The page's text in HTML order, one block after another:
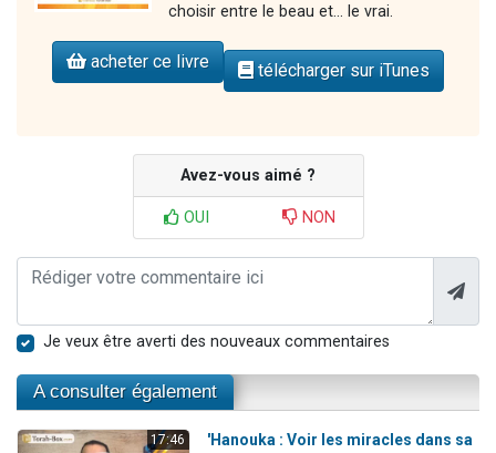
choisir entre le beau et... le vrai.
acheter ce livre télécharger sur iTunes
Avez-vous aimé ?
OUI NON
Je veux être averti des nouveaux commentaires
A consulter également
17:46
'Hanouka : Voir les miracles dans sa